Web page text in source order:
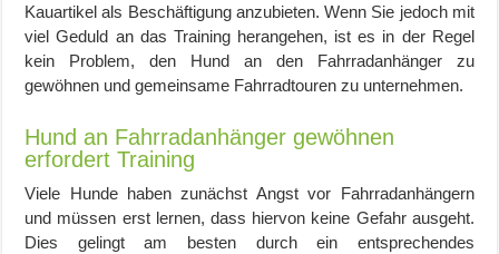
Kauartikel als Beschäftigung anzubieten. Wenn Sie jedoch mit
viel Geduld an das Training herangehen, ist es in der Regel
kein Problem, den Hund an den Fahrradanhänger zu
gewöhnen und gemeinsame Fahrradtouren zu unternehmen.
Hund an Fahrradanhänger gewöhnen
erfordert Training
Viele Hunde haben zunächst Angst vor Fahrradanhängern
und müssen erst lernen, dass hiervon keine Gefahr ausgeht.
Dies gelingt am besten durch ein entsprechendes